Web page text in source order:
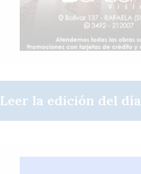
Leer la edición del día